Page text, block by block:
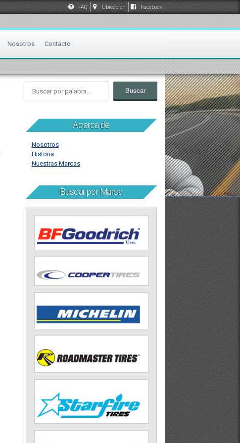
FAQ Ubicación Facebook
Nosotros Contacto
Acerca de
Nosotros
Historia
Nuestras Marcas
Buscar por Marca